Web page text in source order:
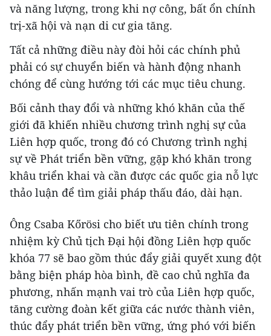
và năng lượng, trong khi nợ công, bất ổn chính
trị-xã hội và nạn di cư gia tăng.
Tất cả những điều này đòi hỏi các chính phủ
phải có sự chuyển biến và hành động nhanh
chóng để cùng hướng tới các mục tiêu chung.
Bối cảnh thay đổi và những khó khăn của thế
giới đã khiến nhiều chương trình nghị sự của
Liên hợp quốc, trong đó có Chương trình nghị
sự về Phát triển bền vững, gặp khó khăn trong
khâu triển khai và cần được các quốc gia nỗ lực
thảo luận để tìm giải pháp thấu đáo, dài hạn.
Ông Csaba Kőrösi cho biết ưu tiên chính trong
nhiệm kỳ Chủ tịch Đại hội đồng Liên hợp quốc
khóa 77 sẽ bao gồm thúc đẩy giải quyết xung đột
bằng biện pháp hòa bình, đề cao chủ nghĩa đa
phương, nhấn mạnh vai trò của Liên hợp quốc,
tăng cường đoàn kết giữa các nước thành viên,
thúc đẩy phát triển bền vững, ứng phó với biến